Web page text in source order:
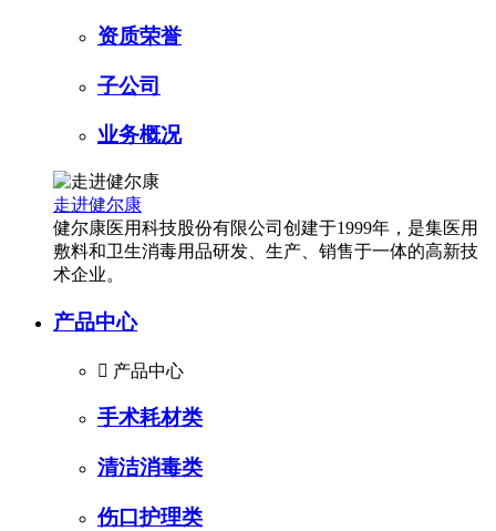
资质荣誉
子公司
业务概况
走进健尔康
健尔康医用科技股份有限公司创建于1999年，是集医用
敷料和卫生消毒用品研发、生产、销售于一体的高新技
术企业。
产品中心
 产品中心
手术耗材类
清洁消毒类
伤口护理类